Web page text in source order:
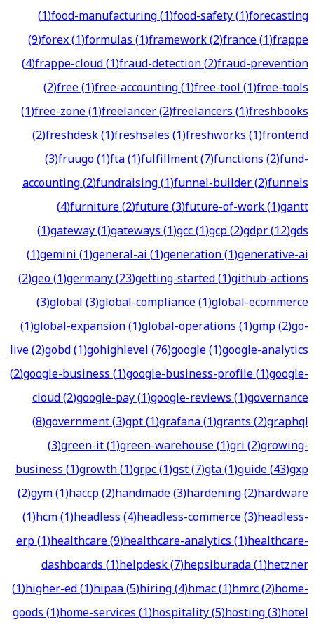
(1)food-manufacturing(1)food-safety(1)forecasting
(9)forex(1)formulas(1)framework(2)france(1)frappe
(4)frappe-cloud(1)fraud-detection(2)fraud-prevention
(2)free(1)free-accounting(1)free-tool(1)free-tools
(1)free-zone(1)freelancer(2)freelancers(1)freshbooks
(2)freshdesk(1)freshsales(1)freshworks(1)frontend
(3)fruugo(1)fta(1)fulfillment(7)functions(2)fund-
accounting(2)fundraising(1)funnel-builder(2)funnels
(4)furniture(2)future(3)future-of-work(1)gantt
(1)gateway(1)gateways(1)gcc(1)gcp(2)gdpr(12)gds
(1)gemini(1)general-ai(1)generation(1)generative-ai
(2)geo(1)germany(23)getting-started(1)github-actions
(3)global(3)global-compliance(1)global-ecommerce
(1)global-expansion(1)global-operations(1)gmp(2)go-
live(2)gobd(1)gohighlevel(76)google(1)google-analytics
(2)google-business(1)google-business-profile(1)google-
cloud(2)google-pay(1)google-reviews(1)governance
(8)government(3)gpt(1)grafana(1)grants(2)graphql
(3)green-it(1)green-warehouse(1)gri(2)growing-
business(1)growth(1)grpc(1)gst(7)gta(1)guide(43)gxp
(2)gym(1)haccp(2)handmade(3)hardening(2)hardware
(1)hcm(1)headless(4)headless-commerce(3)headless-
erp(1)healthcare(9)healthcare-analytics(1)healthcare-
dashboards(1)helpdesk(7)hepsiburada(1)hetzner
(1)higher-ed(1)hipaa(5)hiring(4)hmac(1)hmrc(2)home-
goods(1)home-services(1)hospitality(5)hosting(3)hotel